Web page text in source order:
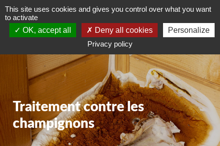
DEVIS GRATUIT
Traitement contre les
champignons
This site uses cookies and gives you control over what you want
to activate
OK, accept all
Deny all cookies
Personalize
Privacy policy